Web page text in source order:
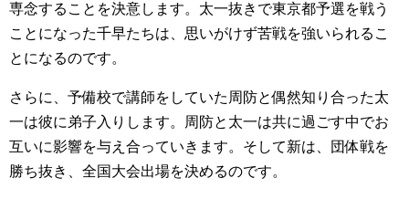
専念することを決意します。太一抜きで東京都予選を戦う
ことになった千早たちは、思いがけず苦戦を強いられるこ
とになるのです。
さらに、予備校で講師をしていた周防と偶然知り合った太
一は彼に弟子入りします。周防と太一は共に過ごす中でお
互いに影響を与え合っていきます。そして新は、団体戦を
勝ち抜き、全国大会出場を決めるのです。